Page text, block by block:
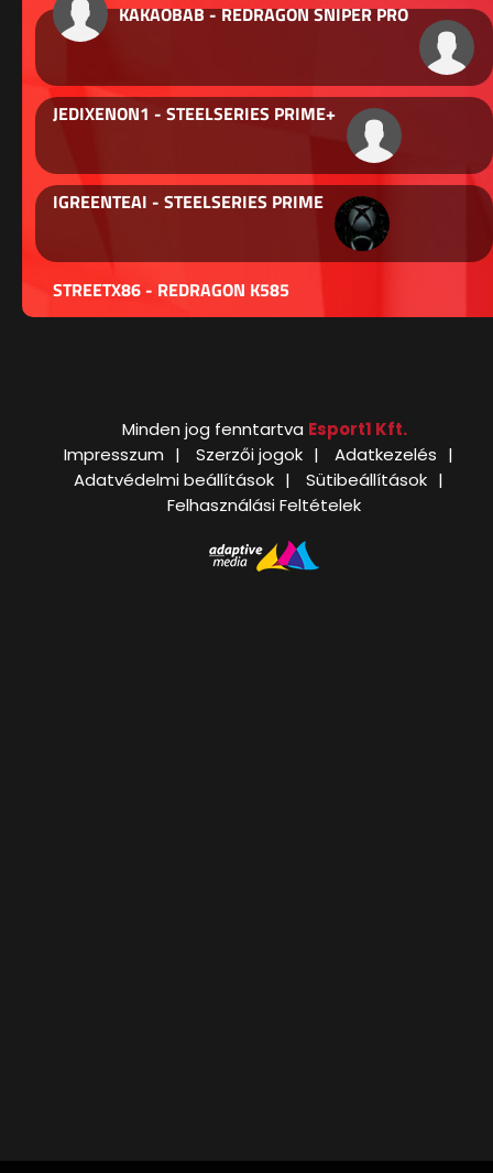
KAKAOBAB - REDRAGON SNIPER PRO
JEDIXENON1 - STEELSERIES PRIME+
IGREENTEAI - STEELSERIES PRIME
STREETX86 - REDRAGON K585
Minden jog fenntartva Esport1 Kft.
Impresszum
Szerzői jogok
Adatkezelés
Adatvédelmi beállítások
Sütibeállítások
Felhasználási Feltételek